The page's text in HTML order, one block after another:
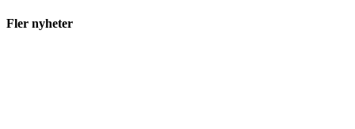
Fler nyheter